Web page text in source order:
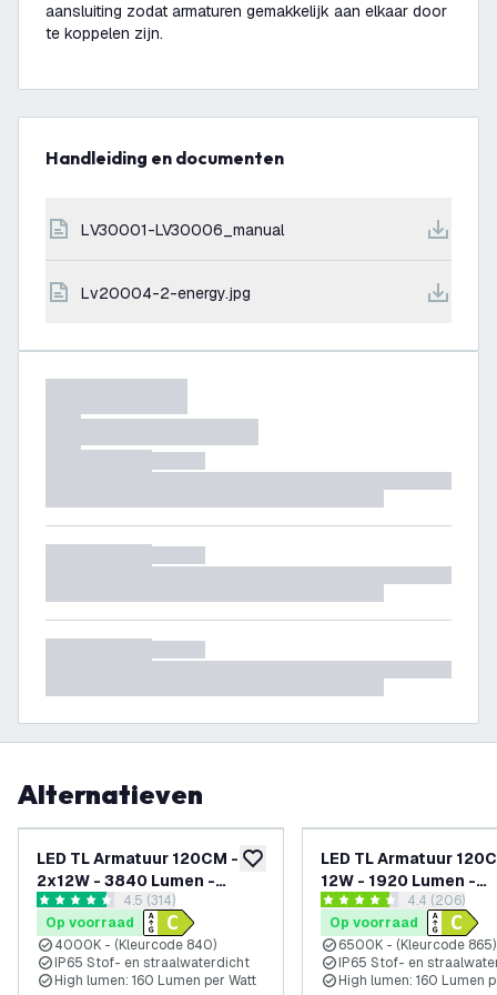
aansluiting zodat armaturen gemakkelijk aan elkaar door
te koppelen zijn.
Handleiding en documenten
LV30001-LV30006_manual
lv20004-2-energy.jpg
Alternatieven
toevoegen aan verlanglijst
LED TL Armatuur 120CM -
2x12W - 3840 Lumen -
4000K - IP65 - Incl.
LumiLEDs LED TL
reviews drawer openen
4.5 score sterren4.5 (314)
Op voorraad
4000K - (Kleurcode 840)
IP65 Stof- en straalwaterdicht
High lumen: 160 Lumen per Watt
LED TL Armatuur
12W - 1920 Lumen -
160lm/W - 6500K -
Incl. LumiLEDs LED TL
reviews
4.4 score sterren4.4 (206)
Op voorraad
6500K - (Kleurcode 865)
IP65 Stof- en
High lumen: 160 Lumen